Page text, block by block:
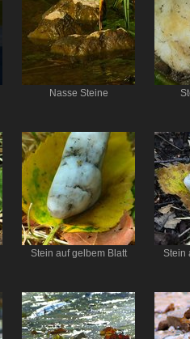
Nasse Steine
Stein auf gelbem Blatt Stein